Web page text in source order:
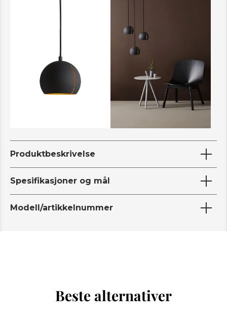
Produktbeskrivelse
Spesifikasjoner og mål
Modell/artikkelnummer
Beste alternativer